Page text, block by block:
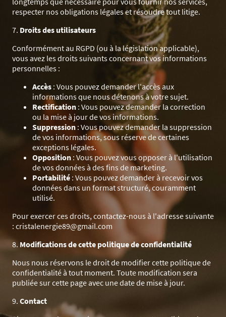
respecter nos obligations légales et résoudre tout litige.
7. Droits des utilisateurs
Conformément au RGPD (ou à la législation applicable),
vous avez les droits suivants concernant vos informations
personnelles :
Accès : Vous pouvez demander l'accès aux
informations que nous détenons à votre sujet.
Rectification : Vous pouvez demander la correction
ou la mise à jour de vos informations.
Suppression : Vous pouvez demander la suppression
de vos informations, sous réserve de certaines
exceptions légales.
Opposition : Vous pouvez vous opposer à l'utilisation
de vos données à des fins de marketing.
Portabilité : Vous pouvez demander à recevoir vos
données dans un format structuré, couramment
utilisé.
Pour exercer ces droits, contactez-nous à l'adresse suivante
: cristalenergie89@gmail.com
8. Modifications de cette politique de confidentialité
Nous nous réservons le droit de modifier cette politique de
confidentialité à tout moment. Toute modification sera
publiée sur cette page avec une date de mise à jour.
9. Contact